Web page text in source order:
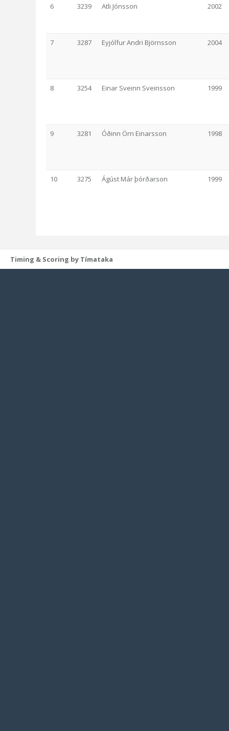
6 3239 Atli Jónsson 2002
7 3287 Eyjólfur Andri Björnsson 2004
8 3254 Einar Sveinn Sveinsson 1999
9 3281 Óðinn Örn Einarsson 1998
10 3275 Ágúst Már þórðarson 1999
Timing & Scoring by Tímataka